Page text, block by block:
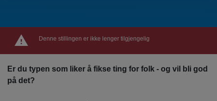
Denne stillingen er ikke lenger tilgjengelig
Er du typen som liker å fikse ting for folk - og vil bli god
på det?